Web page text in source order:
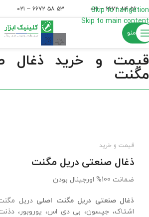
Skip to navigation
Skip to main content
۵۶ ۸۴ ۶۶۷۲ – ۰۲۱ ۵۳ ۵۸ ۶۶۷۲ – ۰۲۱
منو
قیمت و خرید ذغال
مگنت
قیمت و خرید
ذغال صنعتی دریل مگنت
ضمانت 100% اورجینال بودن
ذغال صنعتی دریل مگنت اصلی دریل
اشتاک، جپسون، بی دی اس، یوروبور،